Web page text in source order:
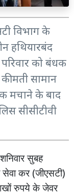
विभाग के
हथियारबंद
को बंधक
सामान
मचाने के बाद
सीसीटीवी
शनिवार सुबह
सेवा कर(जीएसटी)
रुपये के जेवर